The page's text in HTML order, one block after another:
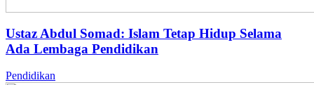
Ustaz Abdul Somad: Islam Tetap Hidup Selama
Ada Lembaga Pendidikan
Pendidikan